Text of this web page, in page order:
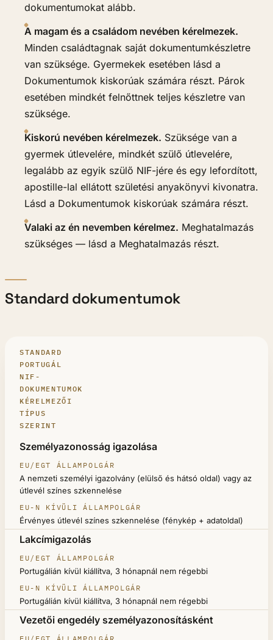
dokumentumokat alább.
A magam és a családom nevében kérelmezek.
Minden családtagnak saját dokumentumkészletre
van szüksége. Gyermekek esetében lásd a
Dokumentumok kiskorúak számára részt. Párok
esetében mindkét felnőttnek teljes készletre van
szüksége.
Kiskorú nevében kérelmezek. Szüksége van a
gyermek útlevelére, mindkét szülő útlevelére,
legalább az egyik szülő NIF-jére és egy lefordított,
apostille-lal ellátott születési anyakönyvi kivonatra.
Lásd a Dokumentumok kiskorúak számára részt.
Valaki az én nevemben kérelmez. Meghatalmazás
szükséges — lásd a Meghatalmazás részt.
Standard dokumentumok
STANDARD
PORTUGÁL
NIF-
DOKUMENTUMOK
KÉRELMEZŐI
TÍPUS
SZERINT
DOKUMENTUM
EU/EGT ÁLLAMPOLGÁR
EU-N KÍVÜLI ÁLLAMPOLGÁR
Személyazonosság igazolása
A nemzeti személyi igazolvány (elülső és hátsó oldal) vagy az
útlevél színes szkennelése
Érvényes útlevél színes szkennelése (fénykép + adatoldal)
Lakcímigazolás
Portugálián kívül kiállítva, 3 hónapnál nem régebbi
Portugálián kívül kiállítva, 3 hónapnál nem régebbi
Vezetői engedély személyazonosításként